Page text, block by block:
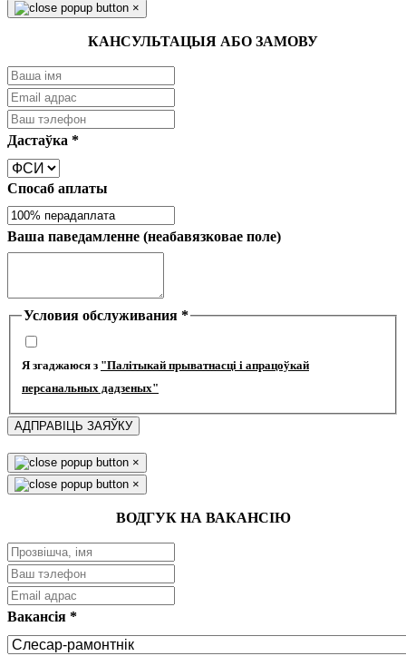
×
КАНСУЛЬТАЦЫЯ АБО ЗАМОВУ
Дастаўка *
Спосаб аплаты
Ваша паведамленне (неабавязковае поле)
Условия обслуживания *
Я згаджаюся з "Палітыкай прыватнасці і апрацоўкай
персанальных дадзеных"
АДПРАВІЦЬ ЗАЯЎКУ
×
×
ВОДГУК НА ВАКАНСІЮ
Вакансія *